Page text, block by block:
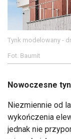
Tynk modelowany -
Fot. Baumit
Nowoczesne
Niezmiennie od
wykończenia
jednak nie